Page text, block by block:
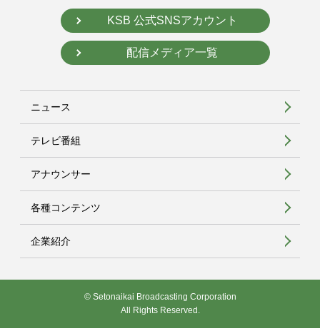
KSB 公式SNSアカウント
配信メディア一覧
ニュース
テレビ番組
アナウンサー
各種コンテンツ
企業紹介
© Setonaikai Broadcasting Corporation
All Rights Reserved.